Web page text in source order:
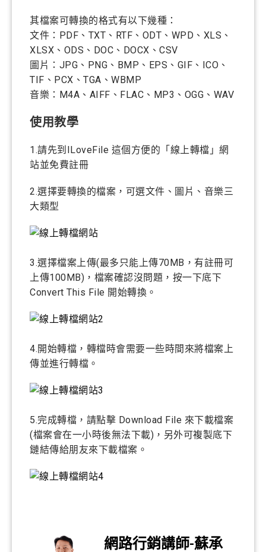
其檔案可轉換的格式有以下幾種：
文件：PDF、TXT、RTF、ODT、WPD、XLS、
XLSX、ODS、DOC、DOCX、CSV
圖片：JPG、PNG、BMP、EPS、GIF、ICO、
TIF、PCX、TGA、WBMP
音樂：M4A、AIFF、FLAC、MP3、OGG、WAV
使用教學
1.請先到ILoveFile 這個方便的「線上轉檔」網
站並免費註冊
2.選擇要轉換的檔案，可選文件、圖片、音樂三
大類型
3.選擇檔案上傳(最多只能上傳70MB，有註冊可
上傳100MB)，檔案確認沒問題，按一下底下
Convert This File 開始轉換。
4.開始轉檔，轉檔時會需要一些時間來將檔案上
傳並進行轉檔。
5.完成轉檔，請點擊 Download File 來下載檔案
(檔案會在一小時後無法下載)，另外可複製底下
鏈結傳給朋友來下載檔案。
網路行銷講師-蘇承